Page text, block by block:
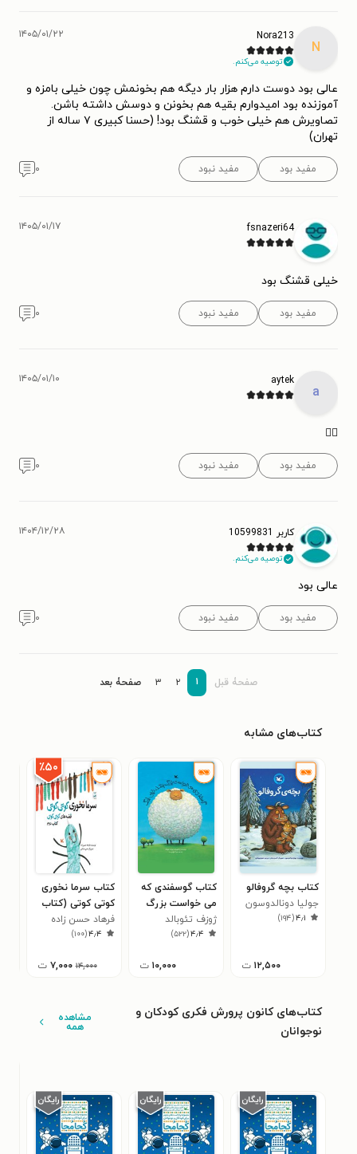
N
Nora213
توصیه می‌کنم.
۱۴۰۵/۰۱/۲۲
عالی بود دوست دارم هزار بار دیگه هم بخونمش چون خیلی بامزه و
آموزنده بود امیدوارم بقیه هم بخونن و دوسش داشته باشن.
تصاویرش هم خیلی خوب و قشنگ بود! (حسنا کبیری ۷ ساله از
تهران)
مفید بود مفید نبود ۰
fsnazeri64 ۱۴۰۵/۰۱/۱۷
خیلی قشنگ بود
مفید بود مفید نبود ۰
a
aytek ۱۴۰۵/۰۱/۱۰
👍🏽
مفید بود مفید نبود ۰
کاربر 10599831
توصیه می‌کنم.
۱۴۰۴/۱۲/۲۸
عالی بود
مفید بود مفید نبود ۰
صفحۀ قبل ۱ ۲ ۳ صفحۀ بعد
کتاب‌های مشابه
کتاب بچه‌ گروفالو
جولیا دونالدوسون
۴٫۱(۱۹۴)
۱۲,۵۰۰ ت
کتاب گوسفندی که
می خواست بزرگ
باشد، خیلی بزرگ
ژوزف تئوبالد
۴٫۴(۵۲۲)
۱۰,۰۰۰ ت
٪۵۰
کتاب سرما نخوری
کوتی کوتی (کتاب
دوم)
فرهاد حسن زاده
۴٫۴(۱۰۰)
۱۴,۰۰۰ ۷,۰۰۰ ت
کتاب‌های کانون پرورش فکری کودکان و
نوجوانان
مشاهده
همه